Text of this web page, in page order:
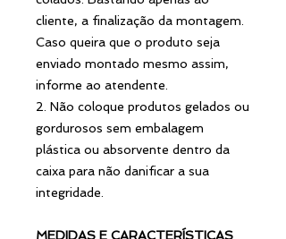
cliente, a finalização da montagem.
Caso queira que o produto seja
enviado montado mesmo assim,
informe ao atendente.
2. Não coloque produtos gelados ou
gordurosos sem embalagem
plástica ou absorvente dentro da
caixa para não danificar a sua
integridade.
MEDIDAS E CARACTERÍSTICAS